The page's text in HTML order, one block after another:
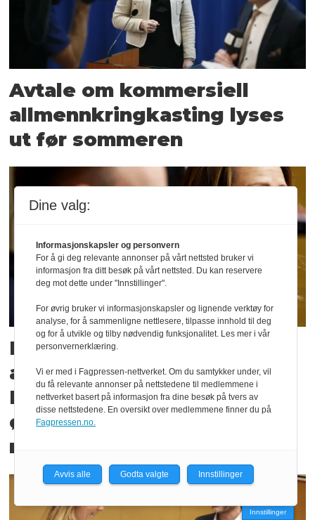
Avtale om kommersiell
allmennkringkasting lyses
ut før sommeren
Ingen hastebehandling av
arbeidsgiveravgift.
Helleland sender utvalgets
ønskeliste ut på tre
måneders høring
Innstillinger
Dine valg:
Informasjonskapsler og personvern
For å gi deg relevante annonser på vårt nettsted bruker vi
informasjon fra ditt besøk på vårt nettsted. Du kan reservere
deg mot dette under "Innstillinger".
For øvrig bruker vi informasjonskapsler og lignende verktøy for
analyse, for å sammenligne nettlesere, tilpasse innhold til deg
og for å utvikle og tilby nødvendig funksjonalitet. Les mer i vår
personvernerklæring.
Vi er med i Fagpressen-nettverket. Om du samtykker under, vil
du få relevante annonser på nettstedene til medlemmene i
nettverket basert på informasjon fra dine besøk på tvers av
disse nettstedene. En oversikt over medlemmene finner du på
Fagpressen.no.
Avvis alle Godta valgte Innstillinger